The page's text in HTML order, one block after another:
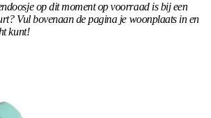
op dit moment op voorraad is bij een
Vul bovenaan de pagina je woonplaats in en
kunt!